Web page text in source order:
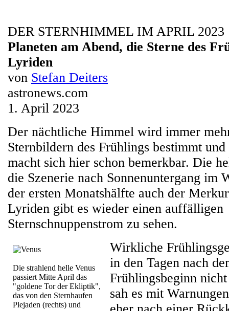
DER STERNHIMMEL IM APRIL 2023
Planeten am Abend, die Sterne des
Lyriden
von Stefan Deiters
astronews.com
1. April 2023
Der nächtliche Himmel wird immer
Sternbildern des Frühlings bestimmt
macht sich hier schon bemerkbar. Die
die Szenerie nach Sonnenuntergang im
der ersten Monatshälfte auch der
Lyriden gibt es wieder einen auffälligen
Sternschnuppenstrom zu sehen.
Die strahlend helle Venus
passiert Mitte April das
"goldene Tor der Ekliptik",
das von den Sternhaufen
Plejaden (rechts) und
Wirkliche
in den Tagen nach
Frühlingsbeginn
sah es mit